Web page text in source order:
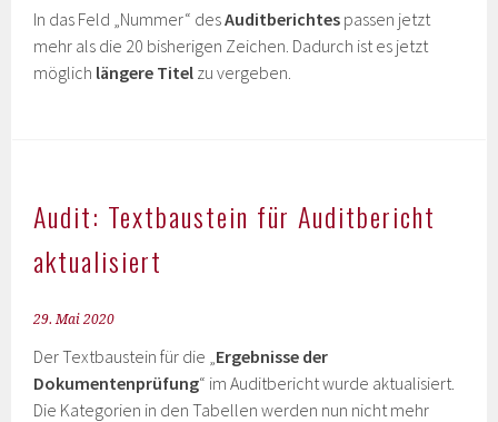
In das Feld „Nummer“ desAuditberichtes passen jetzt
mehr als die 20 bisherigen Zeichen. Dadurch ist es jetzt
möglich längere Titel zu vergeben.
Audit: Textbaustein für Auditbericht
aktualisiert
29. Mai 2020
Der Textbaustein für die „Ergebnisse der
Dokumentenprüfung“ im Auditbericht wurde aktualisiert.
Die Kategorien in den Tabellen werden nun nicht mehr